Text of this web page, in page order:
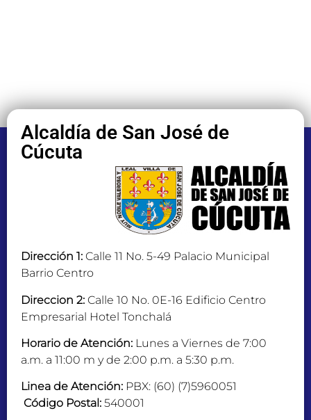
Alcaldía de San José de
Cúcuta
Dirección 1: Calle 11 No. 5-49 Palacio Municipal
Barrio Centro
Direccion 2: Calle 10 No. 0E-16 Edificio Centro
Empresarial Hotel Tonchalá
Horario de Atención: Lunes a Viernes de 7:00
a.m. a 11:00 m y de 2:00 p.m. a 5:30 p.m.
Linea de Atención: PBX: (60) (7)5960051
Código Postal: 540001